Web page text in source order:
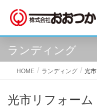
ランディング
HOME ランディング 光
光市リフォーム